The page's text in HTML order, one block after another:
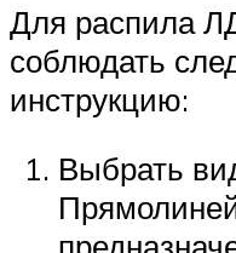
Для распила
соблюдать
инструкцию:
Выбрать